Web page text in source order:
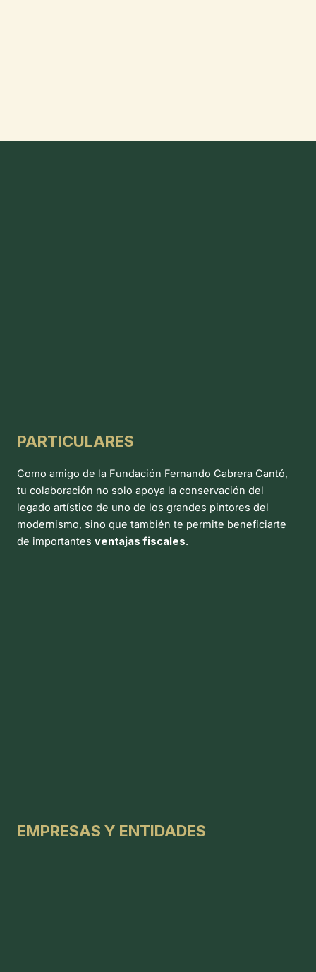
PARTICULARES
Como amigo de la Fundación Fernando Cabrera Cantó,
tu colaboración no solo apoya la conservación del
legado artístico de uno de los grandes pintores del
modernismo, sino que también te permite beneficiarte
de importantes ventajas fiscales.
EMPRESAS Y ENTIDADES